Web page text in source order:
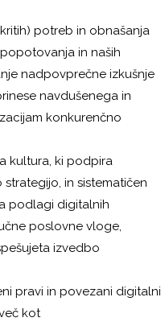
potreb in obnašanja
in naših
nadpovprečne izkušnje
navdušenega in
konkurenčno
kultura, ki podpira
in sistematičen
podlagi digitalnih
poslovne vloge,
izvedbo
pravi in povezani digitalni
kot